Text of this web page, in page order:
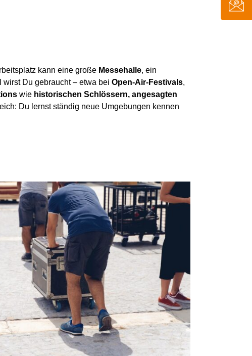
kann eine große Messehalle, ein
Du gebraucht – etwa bei Open-Air-Festivals,
wie historischen Schlössern, angesagten
Du lernst ständig neue Umgebungen kennen